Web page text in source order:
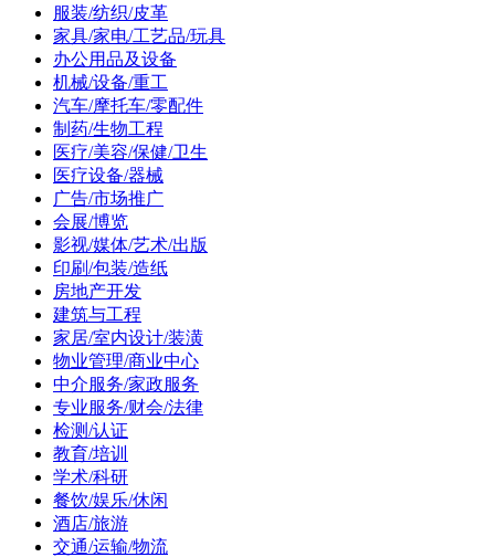
服装/纺织/皮革
家具/家电/工艺品/玩具
办公用品及设备
机械/设备/重工
汽车/摩托车/零配件
制药/生物工程
医疗/美容/保健/卫生
医疗设备/器械
广告/市场推广
会展/博览
影视/媒体/艺术/出版
印刷/包装/造纸
房地产开发
建筑与工程
家居/室内设计/装潢
物业管理/商业中心
中介服务/家政服务
专业服务/财会/法律
检测/认证
教育/培训
学术/科研
餐饮/娱乐/休闲
酒店/旅游
交通/运输/物流